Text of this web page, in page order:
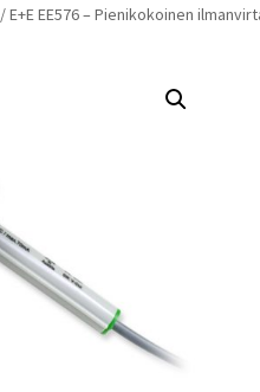
/ E+E EE576 – Pienikokoinen